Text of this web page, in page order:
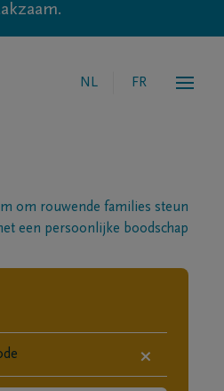
NL FR
om rouwende families steun
een persoonlijke boodschap
×